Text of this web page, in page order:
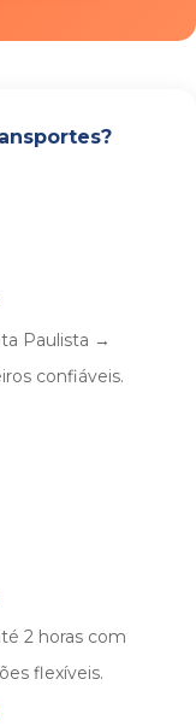
Paulista →
confiáveis.
2 horas com
flexíveis.